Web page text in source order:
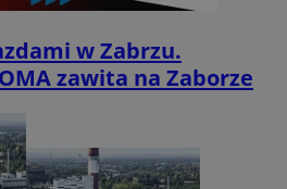
w Zabrzu.
zawita na Zaborze